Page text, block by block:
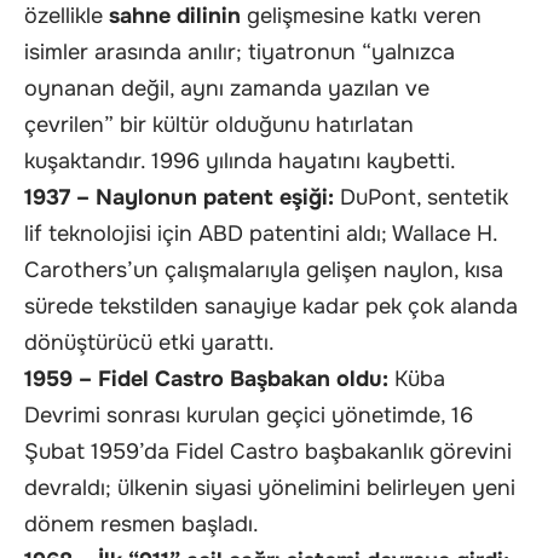
özellikle sahne dilinin gelişmesine katkı veren
isimler arasında anılır; tiyatronun “yalnızca
oynanan değil, aynı zamanda yazılan ve
çevrilen” bir kültür olduğunu hatırlatan
kuşaktandır. 1996 yılında hayatını kaybetti.
1937 – Naylonun patent eşiği: DuPont, sentetik
lif teknolojisi için ABD patentini aldı; Wallace H.
Carothers’un çalışmalarıyla gelişen naylon, kısa
sürede tekstilden sanayiye kadar pek çok alanda
dönüştürücü etki yarattı.
1959 – Fidel Castro Başbakan oldu: Küba
Devrimi sonrası kurulan geçici yönetimde, 16
Şubat 1959’da Fidel Castro başbakanlık görevini
devraldı; ülkenin siyasi yönelimini belirleyen yeni
dönem resmen başladı.